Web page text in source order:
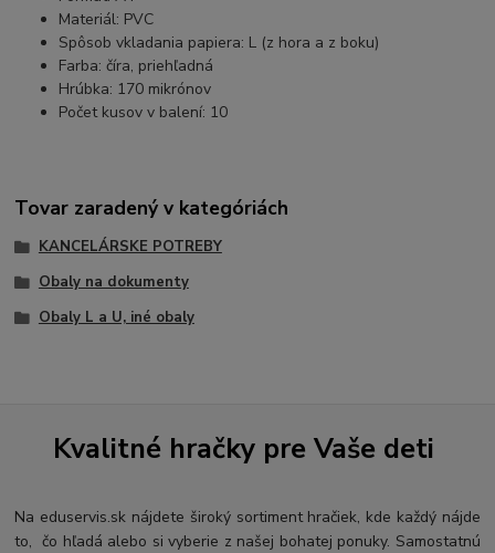
Materiál: PVC
Spôsob vkladania papiera: L (z hora a z boku)
Farba: číra, priehľadná
Hrúbka: 170 mikrónov
Počet kusov v balení: 10
Tovar zaradený v kategóriách
KANCELÁRSKE POTREBY
Obaly na dokumenty
Obaly L a U, iné obaly
Kvalitné hračky pre Vaše deti
Na eduservis.sk nájdete široký sortiment hračiek, kde každý nájde
to, čo hľadá alebo si vyberie z našej bohatej ponuky. Samostatnú